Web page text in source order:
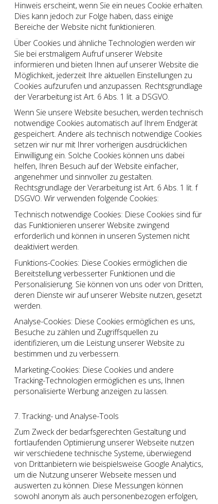
Hinweis erscheint, wenn Sie ein neues Cookie erhalten.
Dies kann jedoch zur Folge haben, dass einige
Bereiche der Website nicht funktionieren.
Über Cookies und ähnliche Technologien werden wir
Sie bei erstmaligem Aufruf unserer Website
informieren und bieten Ihnen auf unserer Website die
Möglichkeit, jederzeit Ihre aktuellen Einstellungen zu
Cookies aufzurufen und anzupassen. Rechtsgrundlage
der Verarbeitung ist Art. 6 Abs. 1 lit. a DSGVO.
Wenn Sie unsere Website besuchen, werden technisch
notwendige Cookies automatisch auf Ihrem Endgerät
gespeichert. Andere als technisch notwendige Cookies
setzen wir nur mit Ihrer vorherigen ausdrücklichen
Einwilligung ein. Solche Cookies können uns dabei
helfen, Ihren Besuch auf der Website einfacher,
angenehmer und sinnvoller zu gestalten.
Rechtsgrundlage der Verarbeitung ist Art. 6 Abs. 1 lit. f
DSGVO. Wir verwenden folgende Cookies:
Technisch notwendige Cookies: Diese Cookies sind für
das Funktionieren unserer Website zwingend
erforderlich und können in unseren Systemen nicht
deaktiviert werden.
Funktions-Cookies: Diese Cookies ermöglichen die
Bereitstellung verbesserter Funktionen und die
Personalisierung. Sie können von uns oder von Dritten,
deren Dienste wir auf unserer Website nutzen, gesetzt
werden.
Analyse-Cookies: Diese Cookies ermöglichen es uns,
Besuche zu zählen und Zugriffsquellen zu
identifizieren, um die Leistung unserer Website zu
bestimmen und zu verbessern.
Marketing-Cookies: Diese Cookies und andere
Tracking-Technologien ermöglichen es uns, Ihnen
personalisierte Werbung anzeigen zu lassen.
7. Tracking- und Analyse-Tools
Zum Zweck der bedarfsgerechten Gestaltung und
fortlaufenden Optimierung unserer Webseite nutzen
wir verschiedene technische Systeme, überwiegend
von Drittanbietern wie beispielsweise Google Analytics,
um die Nutzung unserer Webseite messen und
auswerten zu können. Diese Messungen können
sowohl anonym als auch personenbezogen erfolgen,